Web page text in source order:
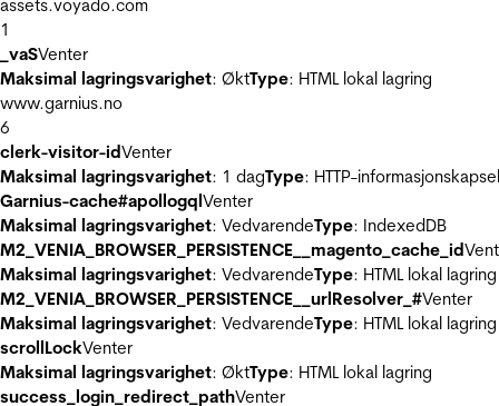
assets.voyado.com
1
_vaSVenter
Maksimal lagringsvarighet: ØktType: HTML lokal lagring
www.garnius.no
6
clerk-visitor-idVenter
Maksimal lagringsvarighet: 1 dagType: HTTP-informasjonskapsel
Garnius-cache#apollogqlVenter
Maksimal lagringsvarighet: VedvarendeType: IndexedDB
M2_VENIA_BROWSER_PERSISTENCE__magento_cache_id
Maksimal lagringsvarighet: VedvarendeType: HTML lokal lagring
M2_VENIA_BROWSER_PERSISTENCE__urlResolver_#Venter
Maksimal lagringsvarighet: VedvarendeType: HTML lokal lagring
scrollLockVenter
Maksimal lagringsvarighet: ØktType: HTML lokal lagring
success_login_redirect_pathVenter